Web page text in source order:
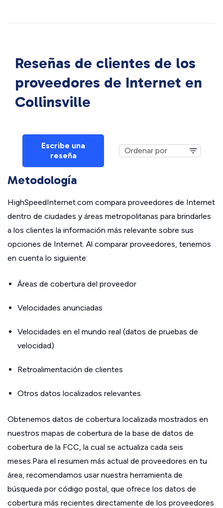
Reseñas de clientes de los
proveedores de Internet en
Collinsville
Escribe una
reseña
Metodología
HighSpeedInternet.com compara proveedores de Internet
dentro de ciudades y áreas metropolitanas para brindarles
a los clientes la información más relevante sobre sus
opciones de Internet. Al comparar proveedores, tenemos
en cuenta lo siguiente:
Áreas de cobertura del proveedor
Velocidades anunciadas
Velocidades en el mundo real (datos de pruebas de
velocidad)
Retroalimentación de clientes
Otros datos localizados relevantes
Obtenemos datos de cobertura localizada mostrados en
nuestros mapas de cobertura de la base de datos de
cobertura de la FCC, la cual se actualiza cada seis
meses.Para el resumen más actual de proveedores en tu
área, recomendamos usar nuestra herramienta de
búsqueda por código postal, que ofrece los datos de
cobertura más recientes directamente de los proveedores